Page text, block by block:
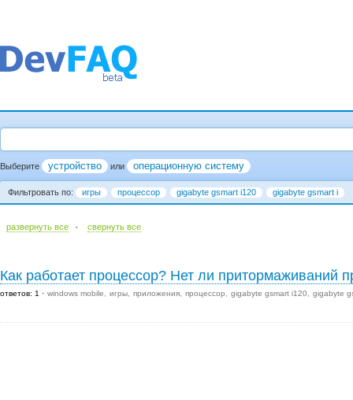
Выберите устройство или операционную систему
Фильтровать по: игры процессор gigabyte gsmart i120 gigabyte gsmart i
развернуть все · cвернуть все
Как работает процессор? Нет ли притормаживаний
ответов: 1 windows mobile игры приложения процессор gigabyte gsmart i120 gigabyte